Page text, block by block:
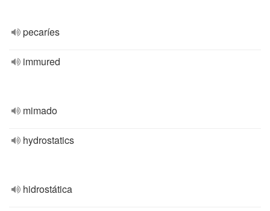
pecaríes
immured
mimado
hydrostatics
hidrostática